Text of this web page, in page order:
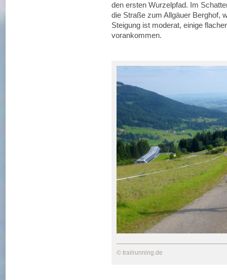
den ersten Wurzelpfad. Im
die Straße zum Allgäuer Berghof,
Steigung ist moderat, einige
vorankommen.
© trailrunning.de